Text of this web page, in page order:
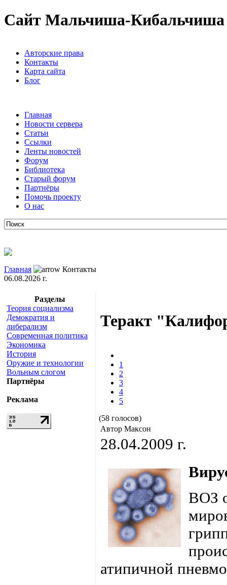
Сайт Мальчиша-Кибальчиша
Авторские права
Контакты
Карта сайта
Блог
Главная
Новости сервера
Статьи
Ссылки
Ленты новостей
Форум
Библиотека
Старый форум
Партнёры
Помочь проекту
О нас
Главная
Контакты
06.08.2026 г.
Разделы
Теория социализма
Демократия и
либерализм
Современная политика
Экономика
История
Оружие и технологии
Вольным слогом
Партнёры
Реклама
Теракт
1
2
3
4
5
(58 голосов)
Автор Максон
28.04.2009 г.
ВОЗ
атипичной